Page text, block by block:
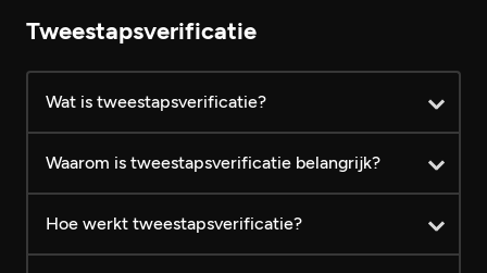
Hoofdfoto's bekijken
Extra foto's bekijken
Laatste bezoekers bekijken
Prijs (inclusief BTW) Gratis
24,99
Tweestapsverificatie
Wat is tweestapsverificatie?
Waarom is tweestapsverificatie belangrijk?
Hoe werkt tweestapsverificatie?